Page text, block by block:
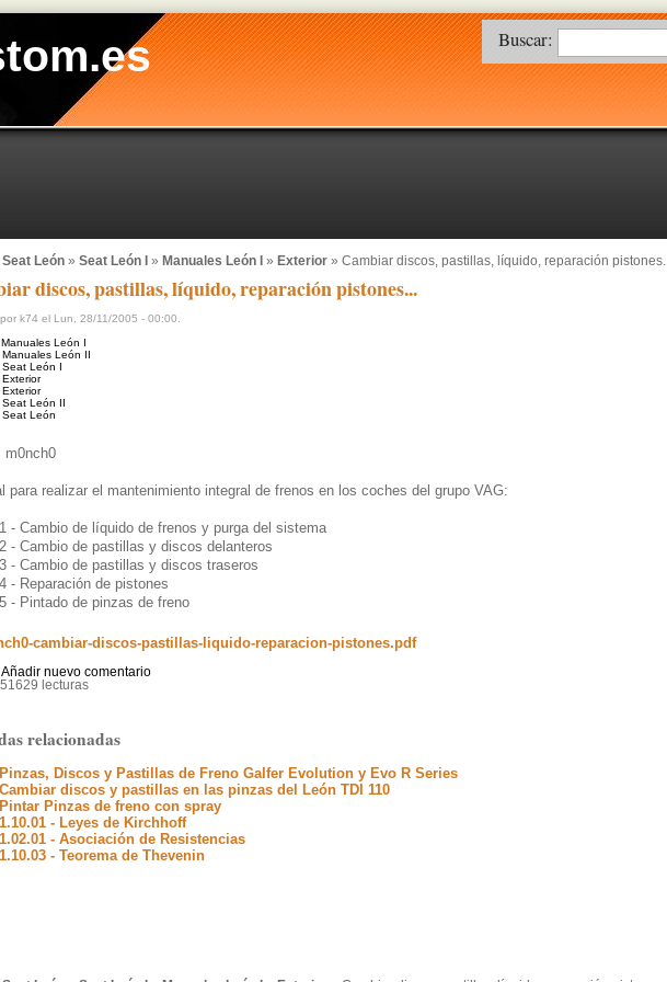
Buscar:
Seat León» Seat León I » Manuales León I » Exterior» Cambiar discos, pastillas, líquido, reparación pistones...
discos, pastillas, líquido, reparación pistones...
k74 el Lun, 28/11/2005 - 00:00.
Manuales León I
Manuales León II
Seat León I
Exterior
Exterior
Seat León II
Seat León
m0nch0
para realizar el mantenimiento integral de frenos en los coches del grupo VAG:
1 - Cambio de líquido de frenos y purga del sistema
2 - Cambio de pastillas y discos delanteros
3 - Cambio de pastillas y discos traseros
4 - Reparación de pistones
5 - Pintado de pinzas de freno
cambiar-discos-pastillas-liquido-reparacion-pistones.pdf
Añadir nuevo comentario
51629 lecturas
relacionadas
Pinzas, Discos y Pastillas de Freno Galfer Evolution y Evo R Series
Cambiar discos y pastillas en las pinzas del León TDI 110
Pintar Pinzas de freno con spray
1.10.01 - Leyes de Kirchhoff
1.02.01 - Asociación de Resistencias
1.10.03 - Teorema de Thevenin